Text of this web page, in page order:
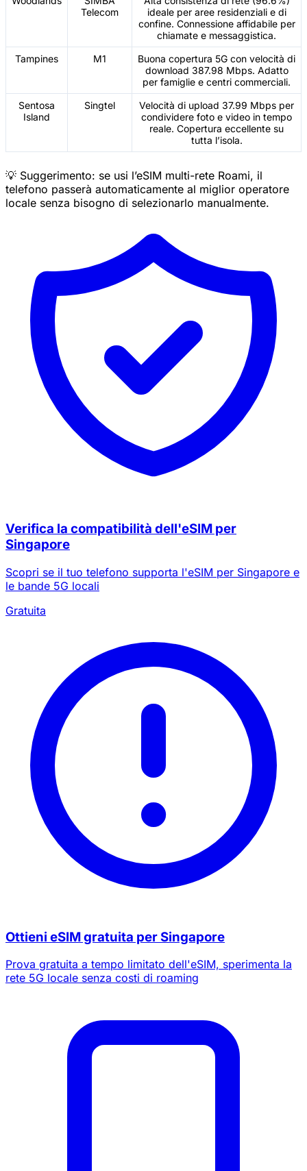
Telecom
ideale per aree residenziali e di
confine. Connessione affidabile per
chiamate e messaggistica.
Tampines
M1
Buona copertura 5G con velocità di
download 387.98 Mbps. Adatto
per famiglie e centri commerciali.
Sentosa
Island
Singtel
Velocità di upload 37.99 Mbps per
condividere foto e video in tempo
reale. Copertura eccellente su
tutta l’isola.
💡 Suggerimento: se usi l’eSIM multi-rete Roami, il
telefono passerà automaticamente al miglior operatore
locale senza bisogno di selezionarlo manualmente.
Verifica la compatibilità dell'eSIM per
Singapore
Scopri se il tuo telefono supporta l'eSIM per Singapore e
le bande 5G locali
Gratuita
Ottieni eSIM gratuita per Singapore
Prova gratuita a tempo limitato dell'eSIM, sperimenta la
rete 5G locale senza costi di roaming